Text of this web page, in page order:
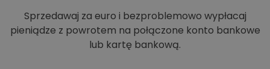
Sprzedawaj za euro i bezproblemowo wypłacaj
pieniądze z powrotem na połączone konto bankowe
lub kartę bankową.